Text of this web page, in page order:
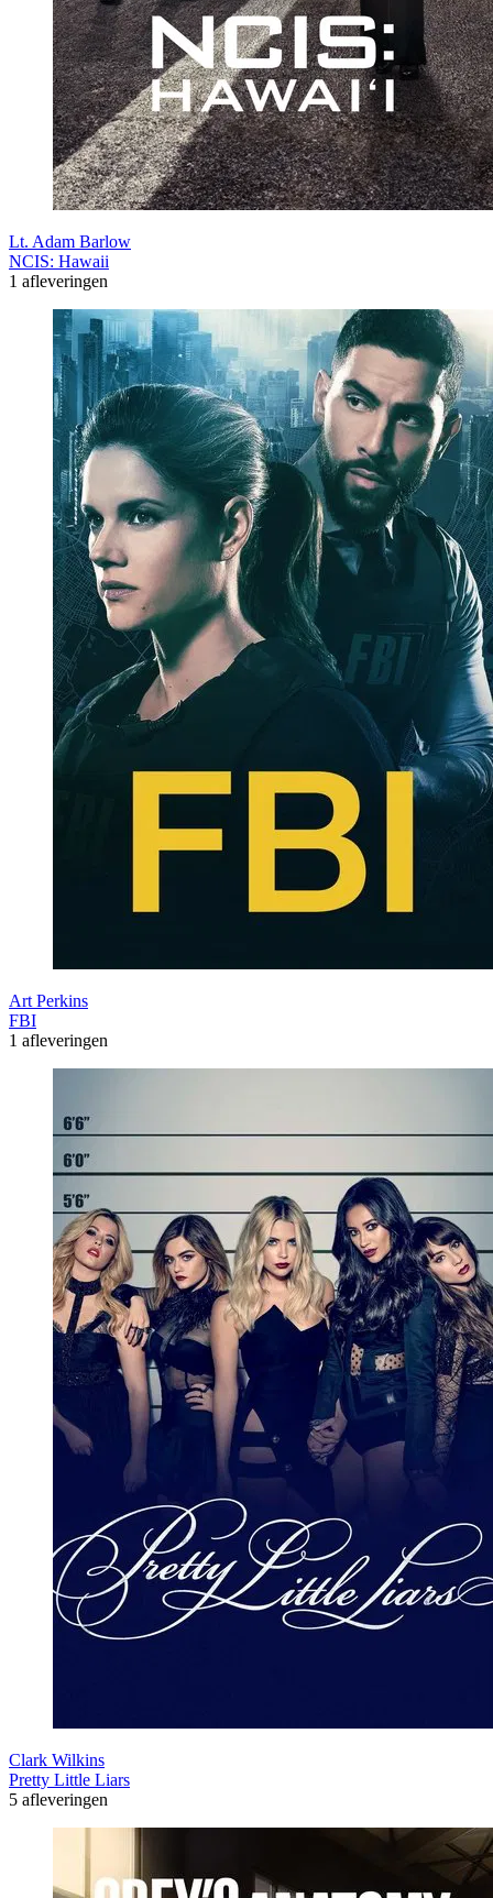
Lt. Adam Barlow
NCIS: Hawaii
1 afleveringen
Art Perkins
FBI
1 afleveringen
Clark Wilkins
Pretty Little Liars
5 afleveringen